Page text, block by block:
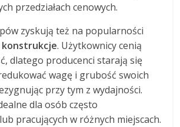
przedziałach cenowych.
zyskują też na popularności
konstrukcje. Użytkownicy cenią
dlatego producenci starają się
wagę i grubość swoich
przy tym z wydajności.
dla osób często
pracujących w różnych miejscach.